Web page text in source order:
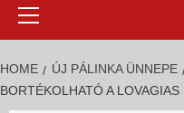
HOME ÚJ PÁLINKA ÜNNEPE
BORTÉKOLHATÓ A LOVAGIAS